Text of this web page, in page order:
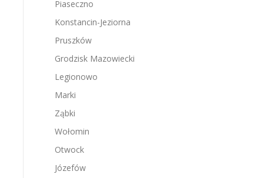
Piaseczno
Konstancin-Jeziorna
Pruszków
Grodzisk Mazowiecki
Legionowo
Marki
Ząbki
Wołomin
Otwock
Józefów